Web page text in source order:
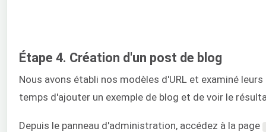
Étape 4. Création d'un post de blog
Nous avons établi nos modèles d'URL et examiné
temps d'ajouter un exemple de blog et de voir le
Depuis le panneau d'administration, accédez à la page